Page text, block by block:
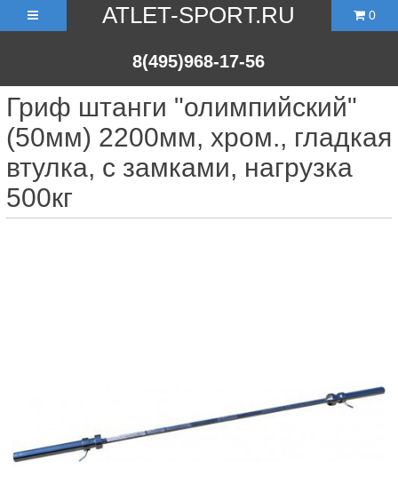
ATLET-SPORT.RU
8(495)968-17-56
0
Гриф штанги "олимпийский"
(50мм) 2200мм, хром., гладкая
втулка, с замками, нагрузка
500кг